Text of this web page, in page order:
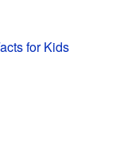
for Kids